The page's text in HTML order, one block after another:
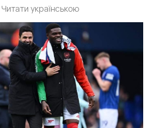
Читати українською